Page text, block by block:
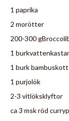
1 paprika
2 morötter
200-300
1
1 burk bambuskott
1 purjolök
2-3 vitlöksklyftor
ca 3 msk röd